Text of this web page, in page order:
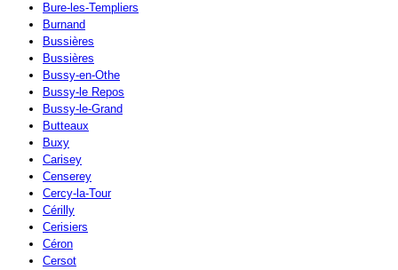
Bure-les-Templiers
Burnand
Bussières
Bussières
Bussy-en-Othe
Bussy-le Repos
Bussy-le-Grand
Butteaux
Buxy
Carisey
Censerey
Cercy-la-Tour
Cérilly
Cerisiers
Céron
Cersot